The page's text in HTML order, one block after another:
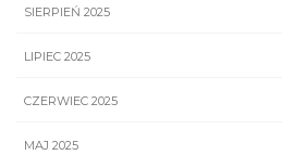
SIERPIEŃ 2025
LIPIEC 2025
CZERWIEC 2025
MAJ 2025